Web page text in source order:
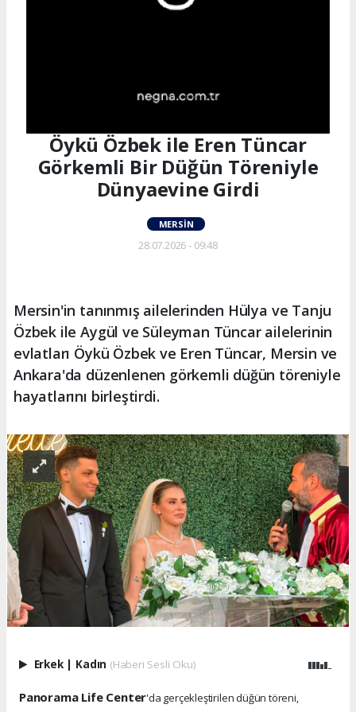
Öykü Özbek ile Eren Tüncar
Görkemli Bir Düğün Töreniyle
Dünyaevine Girdi
MERSIN
28.07.2026 - 09:48
Mersin'in tanınmış ailelerinden Hülya ve Tanju
Özbek ile Aygül ve Süleyman Tüncar ailelerinin
evlatları Öykü Özbek ve Eren Tüncar, Mersin ve
Ankara'da düzenlenen görkemli düğün töreniyle
hayatlarını birleştirdi.
Erkek | Kadın (Haberi Sesli Oku)
Panorama Life Center'da gerçekleştirilen düğün töreni,